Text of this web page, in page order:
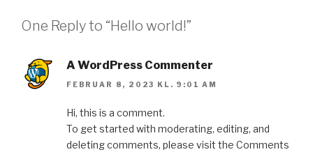
One Reply to “Hello world!”
A WordPress Commenter
FEBRUAR 8, 2023 KL. 9:01 AM
Hi, this is a comment.
To get started with moderating, editing, and
deleting comments, please visit the Comments